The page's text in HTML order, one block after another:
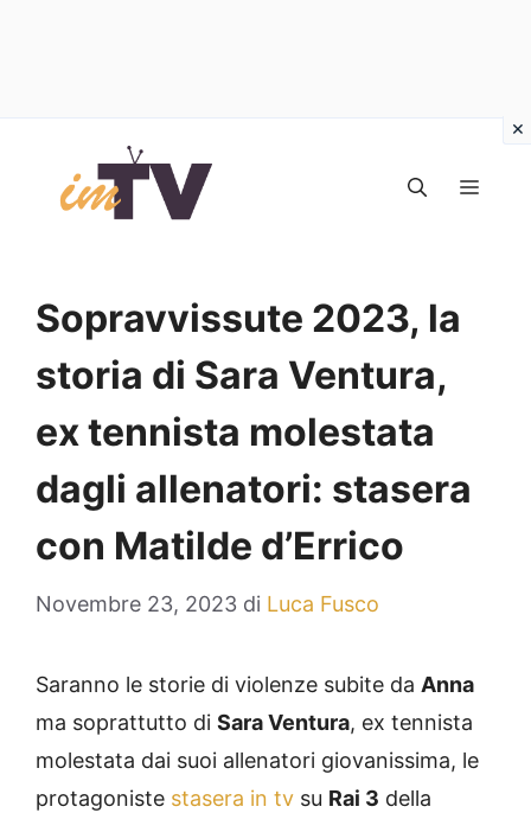
contenuto
Sopravvissute 2023, la
storia di Sara Ventura,
ex tennista molestata
dagli allenatori: stasera
con Matilde d’Errico
Novembre 23, 2023 di Luca Fusco
Saranno le storie di violenze subite da Anna
ma soprattutto di Sara Ventura, ex tennista
molestata dai suoi allenatori giovanissima, le
protagoniste stasera in tv su Rai 3 della